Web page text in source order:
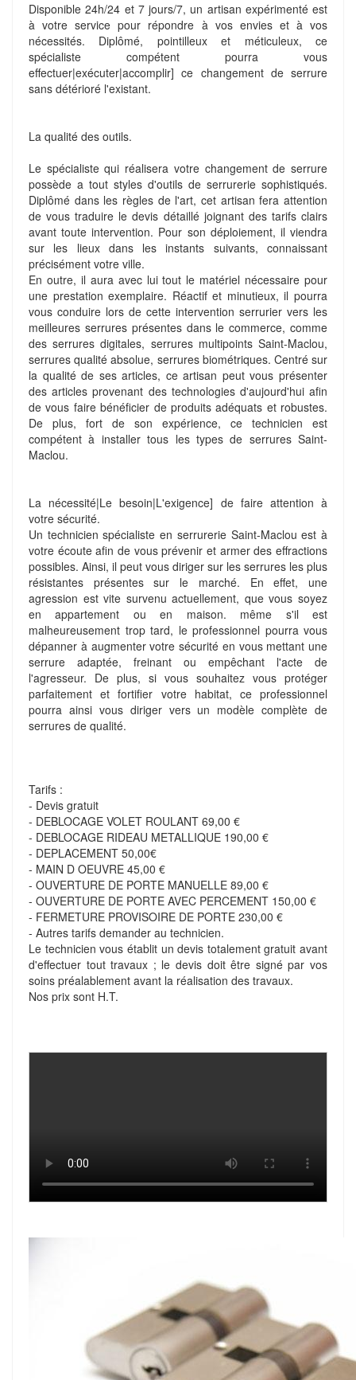
Disponible 24h/24 et 7 jours/7, un artisan expérimenté est
à votre service pour répondre à vos envies et à vos
nécessités. Diplômé, pointilleux et méticuleux, ce
spécialiste compétent pourra vous
effectuer|exécuter|accomplir] ce changement de serrure
sans détérioré l'existant.
La qualité des outils.
Le spécialiste qui réalisera votre changement de serrure
possède a tout styles d'outils de serrurerie sophistiqués.
Diplômé dans les règles de l'art, cet artisan fera attention
de vous traduire le devis détaillé joignant des tarifs clairs
avant toute intervention. Pour son déploiement, il viendra
sur les lieux dans les instants suivants, connaissant
précisément votre ville.
En outre, il aura avec lui tout le matériel nécessaire pour
une prestation exemplaire. Réactif et minutieux, il pourra
vous conduire lors de cette intervention serrurier vers les
meilleures serrures présentes dans le commerce, comme
des serrures digitales, serrures multipoints Saint-Maclou,
serrures qualité absolue, serrures biométriques. Centré sur
la qualité de ses articles, ce artisan peut vous présenter
des articles provenant des technologies d'aujourd'hui afin
de vous faire bénéficier de produits adéquats et robustes.
De plus, fort de son expérience, ce technicien est
compétent à installer tous les types de serrures Saint-
Maclou.
La nécessité|Le besoin|L'exigence] de faire attention à
votre sécurité.
Un technicien spécialiste en serrurerie Saint-Maclou est à
votre écoute afin de vous prévenir et armer des effractions
possibles. Ainsi, il peut vous diriger sur les serrures les plus
résistantes présentes sur le marché. En effet, une
agression est vite survenu actuellement, que vous soyez
en appartement ou en maison. même s'il est
malheureusement trop tard, le professionnel pourra vous
dépanner à augmenter votre sécurité en vous mettant une
serrure adaptée, freinant ou empêchant l'acte de
l'agresseur. De plus, si vous souhaitez vous protéger
parfaitement et fortifier votre habitat, ce professionnel
pourra ainsi vous diriger vers un modèle complète de
serrures de qualité.
Tarifs :
- Devis gratuit
- DEBLOCAGE VOLET ROULANT 69,00 €
- DEBLOCAGE RIDEAU METALLIQUE 190,00 €
- DEPLACEMENT 50,00€
- MAIN D OEUVRE 45,00 €
- OUVERTURE DE PORTE MANUELLE 89,00 €
- OUVERTURE DE PORTE AVEC PERCEMENT 150,00 €
- FERMETURE PROVISOIRE DE PORTE 230,00 €
- Autres tarifs demander au technicien.
Le technicien vous établit un devis totalement gratuit avant
d'effectuer tout travaux ; le devis doit être signé par vos
soins préalablement avant la réalisation des travaux.
Nos prix sont H.T.